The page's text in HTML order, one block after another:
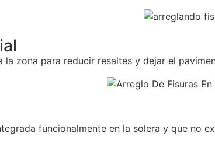
la zona para reducir resaltes y dejar el
funcionalmente en la solera y que no